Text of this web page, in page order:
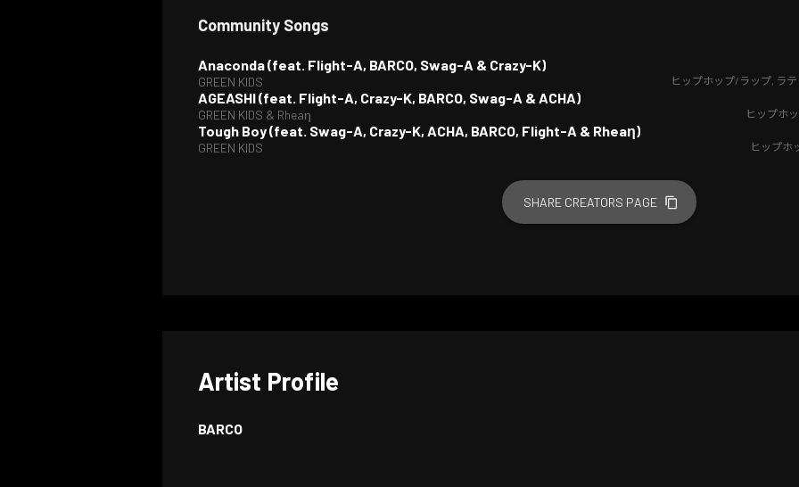
Community Songs
Anaconda (feat. Flight-A, BARCO, Swag-A & Crazy-K)
GREEN KIDS ヒップホップ/ラップ ラ
AGEASHI (feat. Flight-A, Crazy-K, BARCO, Swag-A & ACHA)
GREEN KIDS & Rheaη ヒップホ
Tough Boy (feat. Swag-A, Crazy-K, ACHA, BARCO, Flight-A & Rheaη)
GREEN KIDS ヒップホ
SHARE CREATORS PAGE
Artist Profile
BARCO